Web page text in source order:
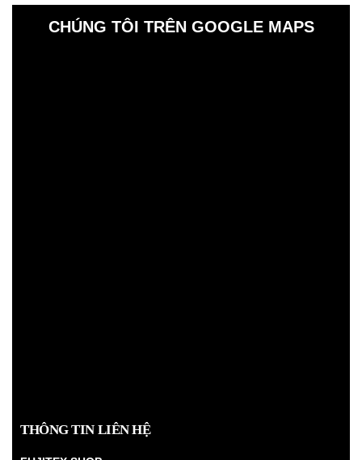
CHÚNG TÔI TRÊN GOOGLE MAPS
THÔNG TIN LIÊN HỆ